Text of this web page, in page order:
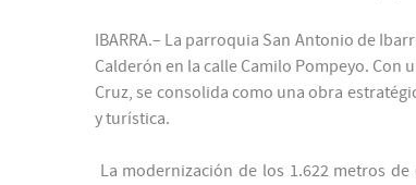
IBARRA.– La parroquia San Antonio de
Calderón en la calle Camilo Pompeyo. Con
Cruz, se consolida como una obra
y turística.
La modernización de los 1.622 metros